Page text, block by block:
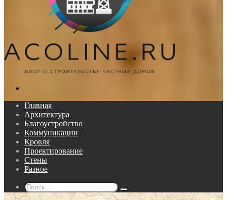
Главная
Архитектура
Благоустройство
Коммуникации
Кровля
Проектирование
Стены
Разное
Поиск...